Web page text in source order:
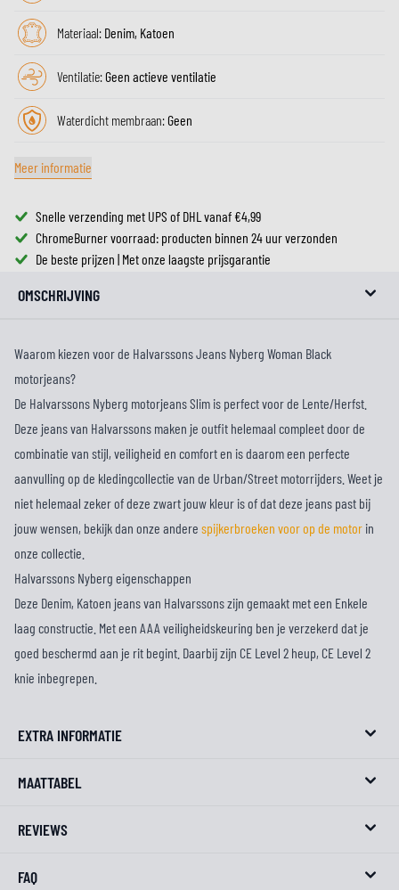
Materiaal: Denim, Katoen
Ventilatie:Geen actieve ventilatie
Waterdicht membraan:Geen
Meer informatie
Snelle verzending met UPS of DHL vanaf €4,99
ChromeBurner voorraad: producten binnen 24 uur verzonden
De beste prijzen | Met onze laagste prijsgarantie
OMSCHRIJVING
Waarom kiezen voor de Halvarssons Jeans Nyberg Woman Black
motorjeans?
De Halvarssons Nyberg motorjeans Slim is perfect voor de Lente/Herfst.
Deze jeans van Halvarssons maken je outfit helemaal compleet door de
combinatie van stijl, veiligheid en comfort en is daarom een perfecte
aanvulling op de kledingcollectie van de Urban/Street motorrijders. Weet je
niet helemaal zeker of deze zwart jouw kleur is of dat deze jeans past bij
jouw wensen, bekijk dan onze andere spijkerbroeken voor op de motor in
onze collectie.
Halvarssons Nyberg eigenschappen
Deze Denim, Katoen jeans van Halvarssons zijn gemaakt met een Enkele
laag constructie. Met een AAA veiligheidskeuring ben je verzekerd dat je
goed beschermd aan je rit begint. Daarbij zijn CE Level 2 heup, CE Level 2
knie inbegrepen.
EXTRA INFORMATIE
MAATTABEL
REVIEWS
FAQ